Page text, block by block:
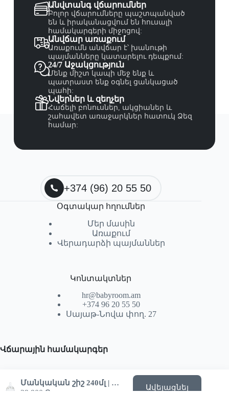
Անվտանգ վճարումներ
Բոլոր վճարումները պաշտպանված
են և իրականացվում են հուսալի
համակարգերի միջոցով:
Անվճար առաքում
Առաքումն անվճար է՝ խանութի
պայմանները կատարելու դեպքում:
24/7 Աջակցություն
Մենք միշտ կապի մեջ ենք և
պատրաստ ենք օգնել ցանկացած
պահի:
Նվերներ և զեղչեր
Հաճելի բոնուսներ, ակցիաներ և
շահավետ առաջարկներ հատուկ Ձեզ
համար:
+374 (96) 20 55 50
Օգտակար հղումներ
Մեր մասին
Առաքում
Վերադարձի պայմաններ
Կոնտակտներ
hr@babyroom.am
+374 96 20 55 50
Սայաթ-Նովա փող. 27
Վճարային համակարգեր
Մանկական շիշ 240մլ | Tartine et Chocolat «Toile de Jouy» Մոխրագույն 0m+
Ավելացնել